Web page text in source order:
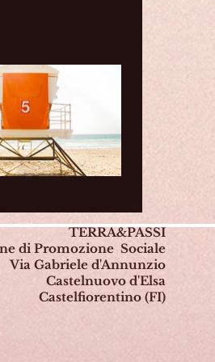
TERRA&PASSI
di Promozione Sociale
Via Gabriele d'Annunzio
Castelnuovo d'Elsa
Castelfiorentino (FI)